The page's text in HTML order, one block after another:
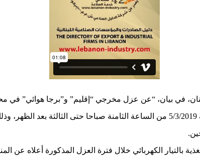
في بيان، “عن عزل مخرجي “إقليم” و”برجا هوائي” في
بدءا من 23/2/2019 ولغاية 5/3/2019 من الساعة الثامنة صباحا حتى الثالثة بعد
بالتيار الكهربائي خلال فترة العزل المذكورة أعلاه عن